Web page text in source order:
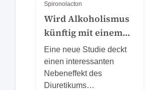
Spironolacton
Wird Alkoholismus
künftig mit einem
Medikament gegen
Herzinsuffizienz
behandelt?
Eine neue Studie deckt
einen interessanten
Nebeneffekt des
Diuretikums